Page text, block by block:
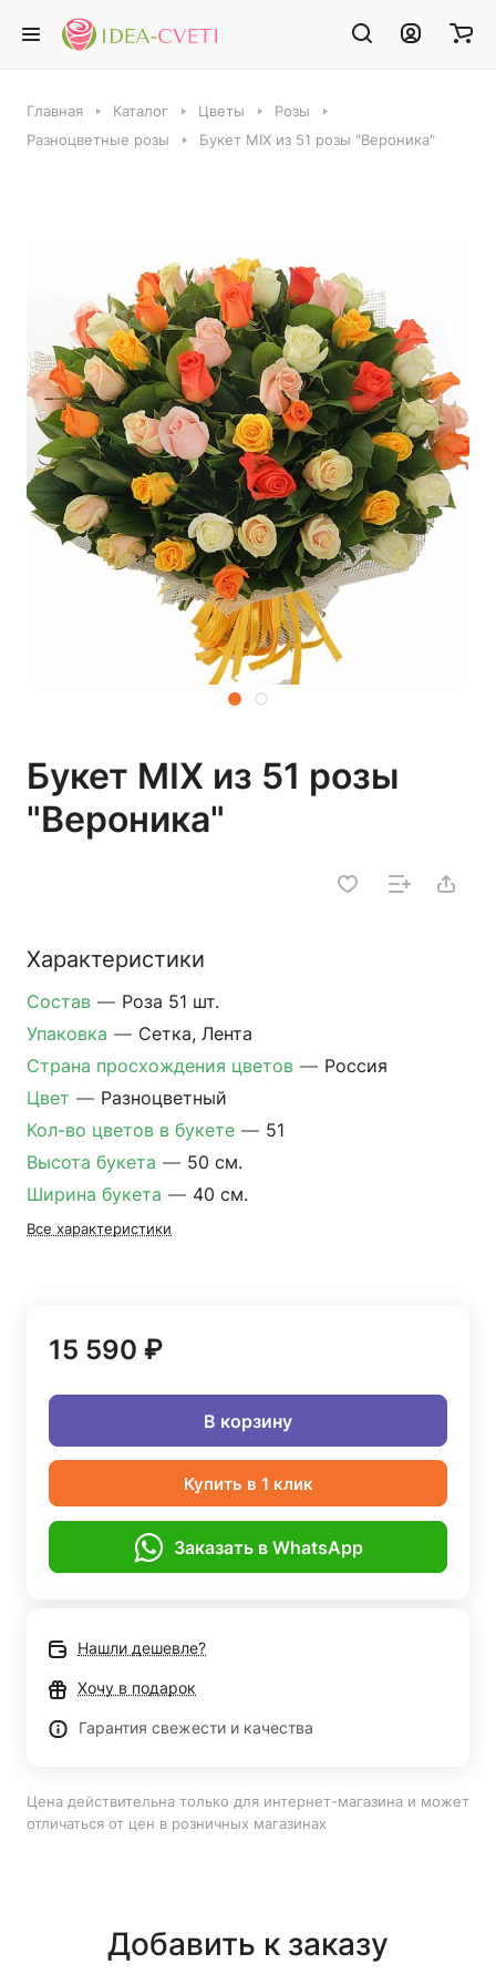
Главная Каталог Цветы
Розы
Разноцветные розы
Букет MIX из 51 розы "Вероника"
Букет MIX из 51 розы
"Вероника"
Характеристики
Состав — Роза 51 шт.
Упаковка — Сетка, Лента
Страна просхождения цветов — Россия
Цвет — Разноцветный
Кол-во цветов в букете — 51
Высота букета — 50 см.
Ширина букета — 40 см.
Все характеристики
15 590 ₽
В корзину
Купить в 1 клик
Заказать в WhatsApp
Нашли дешевле?
Хочу в подарок
Гарантия свежести и качества
Цена действительна только для интернет-магазина и может
отличаться от цен в розничных магазинах
Добавить к заказу